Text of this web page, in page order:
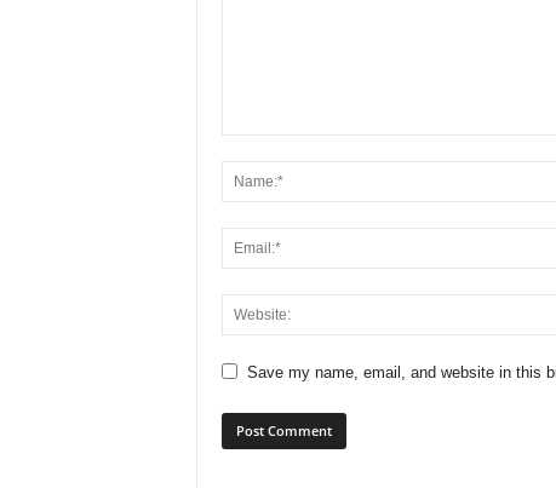
Save my name, email, and website in this